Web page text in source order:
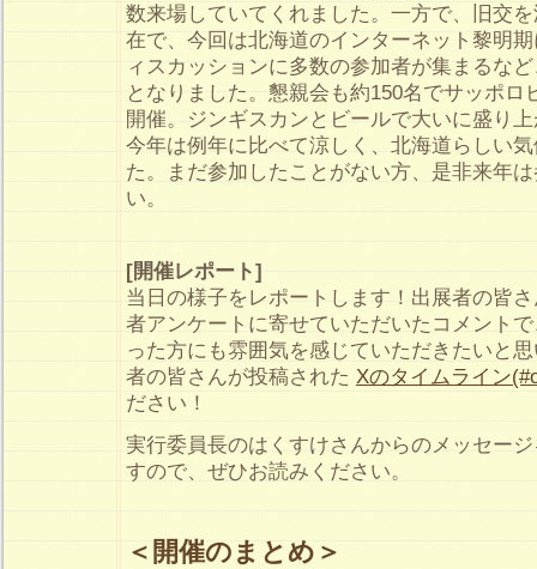
数来場していてくれました。一方で、旧交
在で、今回は北海道のインターネット黎明
ィスカッションに多数の参加者が集まるな
となりました。懇親会も約150名でサッポロ
開催。ジンギスカンとビールで大いに盛り
今年は例年に比べて涼しく、北海道らしい
た。まだ参加したことがない方、是非来年
い。
[開催レポート]
当日の様子をレポートします！出展者の皆
者アンケートに寄せていただいたコメント
った方にも雰囲気を感じていただきたいと
者の皆さんが投稿された Xのタイムライン
ださい！
実行委員長のはくすけさんからのメッセー
すので、ぜひお読みください。
＜開催のまとめ＞